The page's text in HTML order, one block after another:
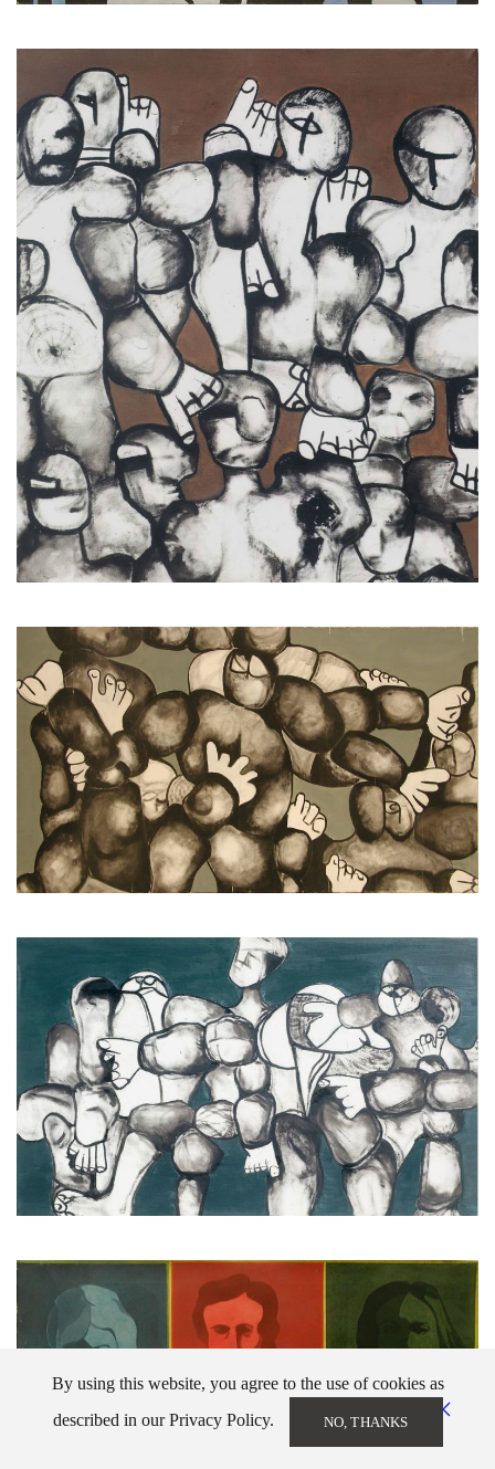
By using this website, you agree to the use of cookies as
described in our Privacy Policy.
NO, THANKS